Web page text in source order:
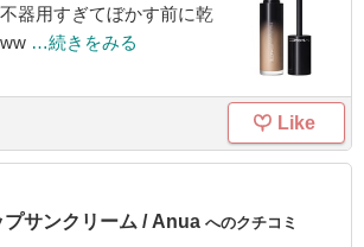
器用すぎてぼかす前に乾
…続きをみる
Like
プサンクリーム / Anua へのクチコミ